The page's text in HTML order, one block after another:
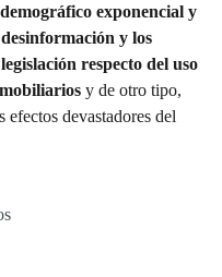
exponencial y
y los
respecto del uso
y de otro tipo,
efectos devastadores del